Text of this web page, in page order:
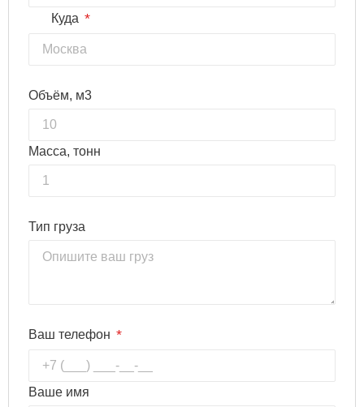
Куда *
Объём, м3
Масса, тонн
Тип груза
Ваш телефон *
Ваше имя